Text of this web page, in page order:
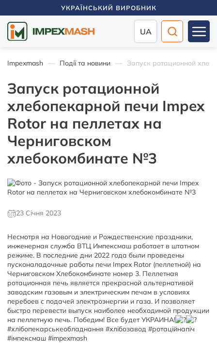
УКРАЇНСЬКИЙ ВИРОБНИК
UA
Impexmash Події та новини Запуск ротационной
Запуск ротационной
хлебопекарной печи Impex
Rotor на пеллетах на
Черниговском
хлебокомбинате №3
23 Січня 2023
Несмотря на Новогодние и Рождественские праздники,
инженерная служба ВТЦ Импексмаш работает в штатном
режиме. В последние дни 2022 года были проведены
пусконаладочные работы печи Impex Rotor (пеллетной) на
Черниговском Хлебокомбинате номер 3. Пеллетная
ротационная печь является прекрасной альтернативой
заводским газовым и электрическим печам в условиях
перебоев с подачей электроэнергии и газа. И позволяет
быстро перевести выпуск наиболее необходимой продукции
на пеллетную печь. Победим! Все будет УКРАИНА!
#хлібопекарськеобладнання #хлібозавод #ротаційнапіч
#імпексмаш #impexmash